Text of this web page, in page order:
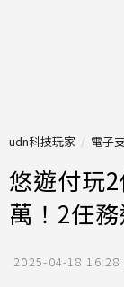
udn科技玩家 電子
悠遊付玩
萬！2任
2025-04-18 16:28